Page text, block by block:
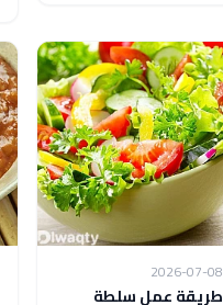
2026-07-08
طريقة عمل سلطة